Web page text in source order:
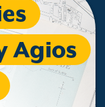
Agios